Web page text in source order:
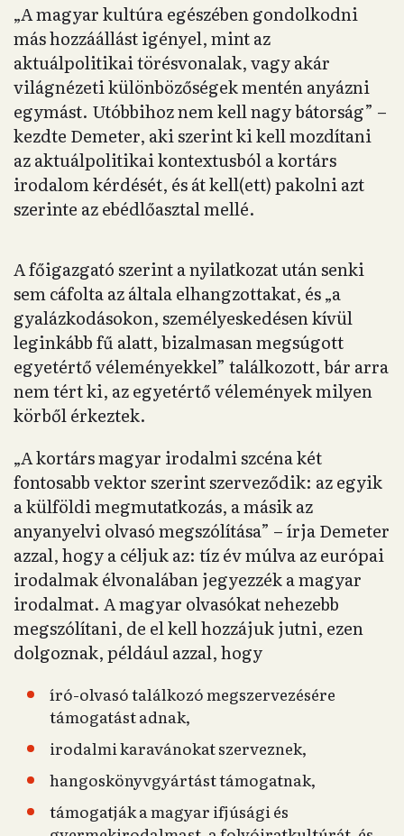
„A magyar kultúra egészében gondolkodni
más hozzáállást igényel, mint az
aktuálpolitikai törésvonalak, vagy akár
világnézeti különbözőségek mentén anyázni
egymást. Utóbbihoz nem kell nagy bátorság” –
kezdte Demeter, aki szerint ki kell mozdítani
az aktuálpolitikai kontextusból a kortárs
irodalom kérdését, és át kell(ett) pakolni azt
szerinte az ebédlőasztal mellé.
A főigazgató szerint a nyilatkozat után senki
sem cáfolta az általa elhangzottakat, és „a
gyalázkodásokon, személyeskedésen kívül
leginkább fű alatt, bizalmasan megsúgott
egyetértő véleményekkel” találkozott, bár arra
nem tért ki, az egyetértő vélemények milyen
körből érkeztek.
„A kortárs magyar irodalmi szcéna két
fontosabb vektor szerint szerveződik: az egyik
a külföldi megmutatkozás, a másik az
anyanyelvi olvasó megszólítása” – írja Demeter
azzal, hogy a céljuk az: tíz év múlva az európai
irodalmak élvonalában jegyezzék a magyar
irodalmat. A magyar olvasókat nehezebb
megszólítani, de el kell hozzájuk jutni, ezen
dolgoznak, például azzal, hogy
író-olvasó találkozó megszervezésére
támogatást adnak,
irodalmi karavánokat szerveznek,
hangoskönyvgyártást támogatnak,
támogatják a magyar ifjúsági és